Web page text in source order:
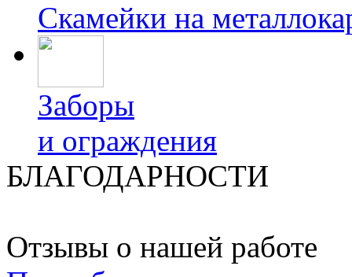
Скамейки на
Заборы
и ограждения
БЛАГОДАРНОСТИ
Отзывы о нашей работе